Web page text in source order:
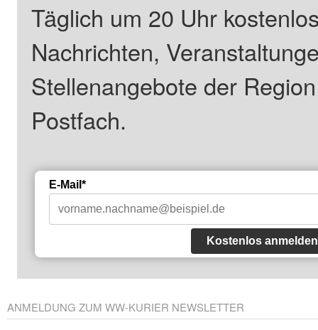
Täglich um 20 Uhr
Nachrichten,
Stellenangebote der
Postfach.
E-Mail*
Kostenlos anmelden
ANMELDUNG ZUM WW-KURIER NEWSLETTER